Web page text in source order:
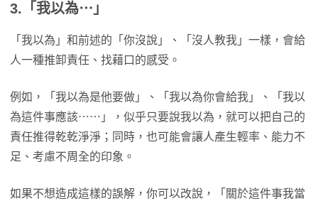
3.「我以為⋯」
「我以為」和前述的「你沒說」、「沒人教我」一樣，會給
人一種推卸責任、找藉口的感受。
例如，「我以為是他要做」、「我以為你會給我」、「我以
為這件事應該⋯⋯」，似乎只要說我以為，就可以把自己的
責任推得乾乾淨淨；同時，也可能會讓人產生輕率、能力不
足、考慮不周全的印象。
如果不想造成這樣的誤解，你可以改說，「關於這件事我當